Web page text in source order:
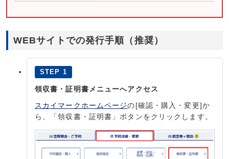
WEBサイトでの発行手順（推奨）
STEP 1
領収書・証明書メニューへアクセス
スカイマークホームページの[確認・購入・変更]か
ら、「領収書・証明書」ボタンをクリックします。